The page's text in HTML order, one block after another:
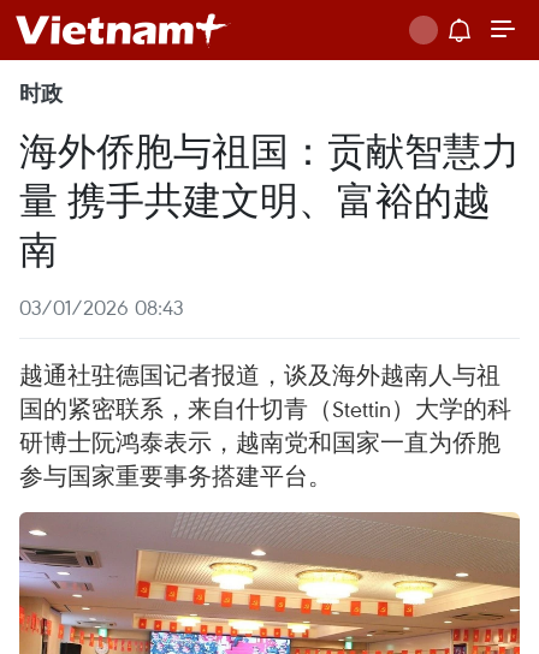
时政
海外侨胞与祖国：贡献智慧力
量 携手共建文明、富裕的越
南
03/01/2026 08:43
越通社驻德国记者报道，谈及海外越南人与祖
国的紧密联系，来自什切青（Stettin）大学的科
研博士阮鸿泰表示，越南党和国家一直为侨胞
参与国家重要事务搭建平台。